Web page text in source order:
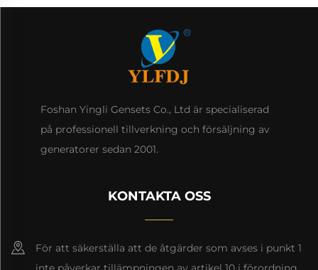
Foshan Yingli Gensets Co., Ltd är specialiserad
på professionell tillverkning och försäljning av
generatorer sedan 2001.
KONTAKTA OSS
För att säkerställa att de åtgärder som avses i punkt 1